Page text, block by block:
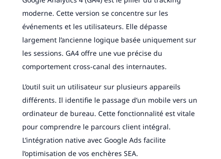
moderne. Cette version se concentre sur les
événements et les utilisateurs. Elle dépasse
largement l’ancienne logique basée uniquement sur
les sessions. GA4 offre une vue précise du
comportement cross-canal des internautes.
L’outil suit un utilisateur sur plusieurs appareils
différents. Il identifie le passage d’un mobile vers un
ordinateur de bureau. Cette fonctionnalité est vitale
pour comprendre le parcours client intégral.
L’intégration native avec Google Ads facilite
l’optimisation de vos enchères SEA.